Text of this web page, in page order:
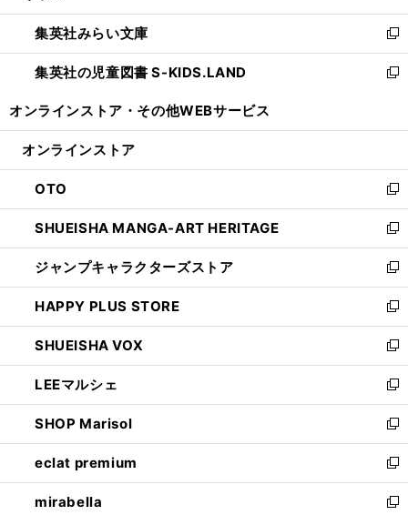
開
く
ウ
で
開
く
ン
ド
ウ
で
ウ
ィ
ン
ド
開
集英社みらい文庫
新
し
い
ン
ウ
で
開
く
集英社の児童図書 S-KIDS.LAND
新
ウ
ン
ド
ウ
で
開
く
オンラインストア・ その他WEBサービス
オンラインストア
OTO
新
し
い
ウ
ィ
ン
ド
ウ
で
開
く
SHUEISHA MANGA-ART HERITAGE
新
し
い
ウ
ィ
ン
ド
ウ
で
開
く
ジャンプキャラクターズストア
新
し
い
ウ
ィ
ン
ド
ウ
で
開
く
HAPPY PLUS STORE
新
し
い
ウ
ィ
ン
ド
ウ
で
開
く
SHUEISHA VOX
新
し
い
ウ
ィ
ン
ド
ウ
で
LEEマルシェ
新
し
い
ウ
ィ
ン
ド
SHOP Marisol
新
し
い
ウ
ィ
eclat premium
新
し
い
mirabella
新